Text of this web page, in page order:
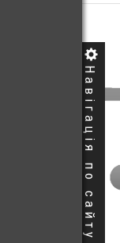
Навігація по сайту